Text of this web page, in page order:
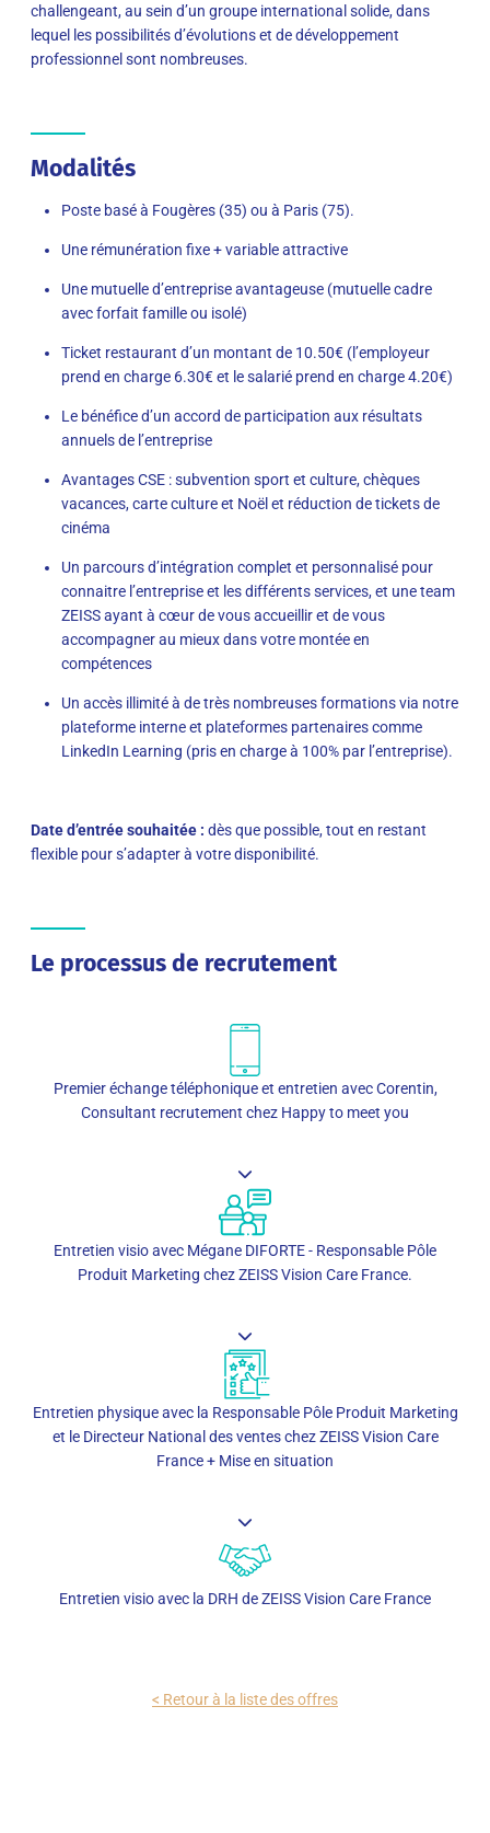
challengeant, au sein d’un groupe international solide, dans
lequel les possibilités d’évolutions et de développement
professionnel sont nombreuses.
Modalités
Poste basé à Fougères (35) ou à Paris (75).
Une rémunération fixe + variable attractive
Une mutuelle d’entreprise avantageuse (mutuelle cadre
avec forfait famille ou isolé)
Ticket restaurant d’un montant de 10.50€ (l’employeur
prend en charge 6.30€ et le salarié prend en charge 4.20€)
Le bénéfice d’un accord de participation aux résultats
annuels de l’entreprise
Avantages CSE : subvention sport et culture, chèques
vacances, carte culture et Noël et réduction de tickets de
cinéma
Un parcours d’intégration complet et personnalisé pour
connaitre l’entreprise et les différents services, et une team
ZEISS ayant à cœur de vous accueillir et de vous
accompagner au mieux dans votre montée en
compétences
Un accès illimité à de très nombreuses formations via notre
plateforme interne et plateformes partenaires comme
LinkedIn Learning (pris en charge à 100% par l’entreprise).
Date d’entrée souhaitée : dès que possible, tout en restant
flexible pour s’adapter à votre disponibilité.
Le processus de recrutement
Premier échange téléphonique et entretien avec Corentin,
Consultant recrutement chez Happy to meet you
Entretien visio avec Mégane DIFORTE - Responsable Pôle
Produit Marketing chez ZEISS Vision Care France.
Entretien physique avec la Responsable Pôle Produit Marketing
et le Directeur National des ventes chez ZEISS Vision Care
France + Mise en situation
Entretien visio avec la DRH de ZEISS Vision Care France
< Retour à la liste des offres